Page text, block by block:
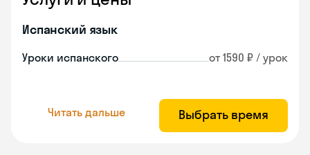
Испанский язык
Уроки испанского от 1590 ₽ / урок
Читать дальше Выбрать время